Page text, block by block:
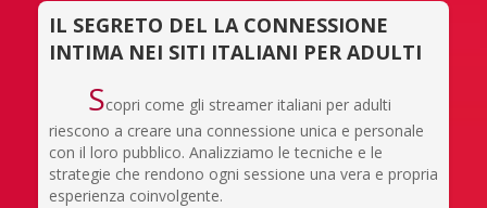
IL SEGRETO DEL LA CONNESSIONE
INTIMA NEI SITI ITALIANI PER ADULTI
Scopri come gli streamer italiani per adulti
riescono a creare una connessione unica e personale
con il loro pubblico. Analizziamo le tecniche e le
strategie che rendono ogni sessione una vera e propria
esperienza coinvolgente.